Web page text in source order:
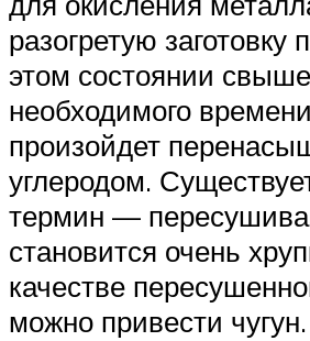
разогретую заготовку
этом состоянии свыше
необходимого
произойдет
углеродом.
термин —
становится очень
качестве
можно привести чугун.